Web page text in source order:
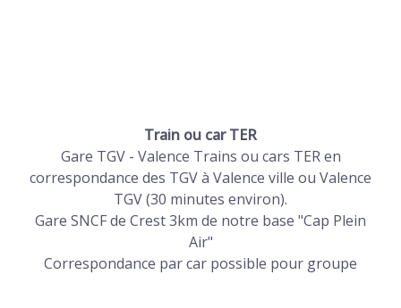
Train ou car TER
Gare TGV - Valence Trains ou cars TER en
correspondance des TGV à Valence ville ou Valence
TGV (30 minutes environ).
Gare SNCF de Crest 3km de notre base "Cap Plein
Air"
Correspondance par car possible pour groupe